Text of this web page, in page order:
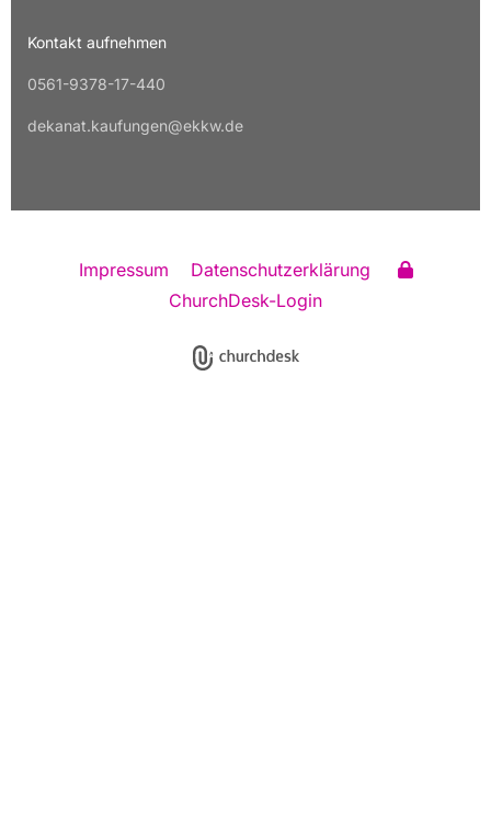
Kontakt aufnehmen
0561-9378-17-440
dekanat.kaufungen@ekkw.de
Impressum
Datenschutzerklärung
ChurchDesk-Login